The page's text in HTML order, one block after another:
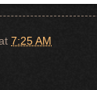
7:25 AM